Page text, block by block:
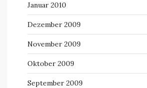
Januar 2010
Dezember 2009
November 2009
Oktober 2009
September 2009